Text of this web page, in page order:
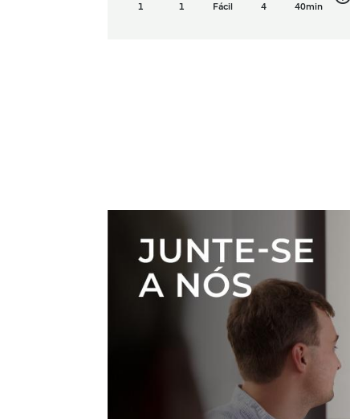
1 1 Fácil 4 40min